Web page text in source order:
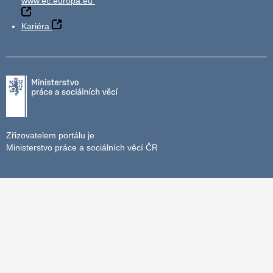
Kariéra
Zřizovatelem portálu je
Ministerstvo práce a sociálních věcí ČR